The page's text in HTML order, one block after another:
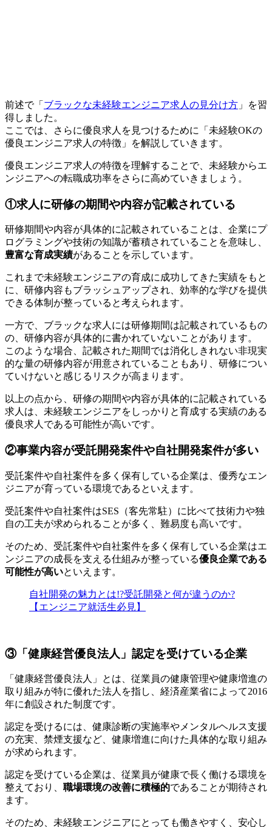
前述で「 ブラックな未経験エンジニア求人の見分け方 」を習
得しました。
ここでは、さらに優良求人を見つけるために「未経験OKの
優良エンジニア求人の特徴」を解説していきます。
優良エンジニア求人の特徴を理解することで、未経験からエ
ンジニアへの転職成功率をさらに高めていきましょう。
①求人に研修の期間や内容が記載されている
研修期間や内容が具体的に記載されていることは、企業にプ
ログラミングや技術の知識が蓄積されていることを意味し、
豊富な育成実績があることを示しています。
これまで未経験エンジニアの育成に成功してきた実績をもと
に、研修内容もブラッシュアップされ、効率的な学びを提供
できる体制が整っていると考えられます。
一方で、ブラックな求人には研修期間は記載されているもの
の、研修内容が具体的に書かれていないことがあります。
このような場合、記載された期間では消化しきれない非現実
的な量の研修内容が用意されていることもあり、研修につい
ていけないと感じるリスクが高まります。
以上の点から、 研修の期間や内容が具体的に記載されている
求人 は、未経験エンジニアをしっかりと育成する実績のある
優良求人である可能性が高いです。
②事業内容が受託開発案件や自社開発案件が多い
受託案件や自社案件を多く保有している企業は、優秀なエン
ジニアが育っている環境であるといえます。
受託案件や自社案件はSES（客先常駐）に比べて技術力や独
自の工夫が求められることが多く、難易度も高いです。
そのため、受託案件や自社案件を多く保有している企業はエ
ンジニアの成長を支える仕組みが整っている優良企業である
可能性が高いといえます。
自社開発の魅力とは!?受託開発と何が違うのか?
【エンジニア就活生必見】
③「健康経営優良法人」認定を受けている企業
「健康経営優良法人」とは、従業員の健康管理や健康増進の
取り組みが特に優れた法人を指し、経済産業省によって2016
年に創設された制度です。
認定を受けるには、健康診断の実施率やメンタルヘルス支援
の充実、禁煙支援など、健康増進に向けた具体的な取り組み
が求められます。
認定を受けている企業は、従業員が健康で長く働ける環境を
整えており、 職場環境の改善に積極的であることが期待され
ます。
そのため、未経験エンジニアにとっても働きやすく、安心し